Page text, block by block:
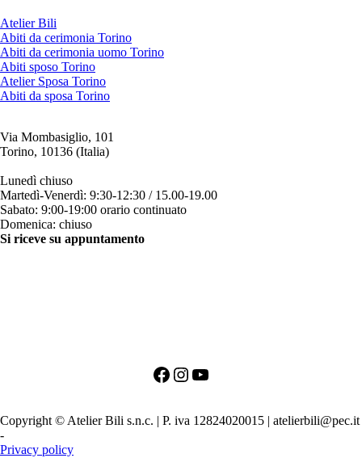
Atelier Bili
Abiti da cerimonia Torino
Abiti da cerimonia uomo Torino
Abiti sposo Torino
Atelier Sposa Torino
Abiti da sposa Torino
Via Mombasiglio, 101
Torino, 10136 (Italia)
Lunedì chiuso
Martedì-Venerdì: 9:30-12:30 / 15.00-19.00
Sabato: 9:00-19:00 orario continuato
Domenica: chiuso
Si riceve su appuntamento
Facebook
Instagram
YouTube
Copyright © Atelier Bili s.n.c. | P. iva 12824020015 | atelierbili@pec.it
-
Privacy policy